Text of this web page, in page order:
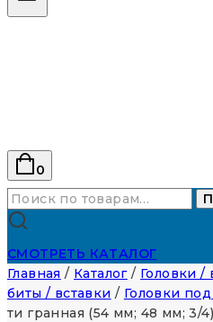
0
Искать:
СМОТРЕТЬ КАТАЛОГ
Главная / Каталог / Головки /
биты / вставки / Головки
ти гранная (54 мм; 48 мм; 3/